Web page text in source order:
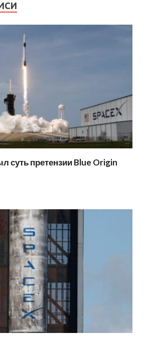
суть претензии Blue Origin